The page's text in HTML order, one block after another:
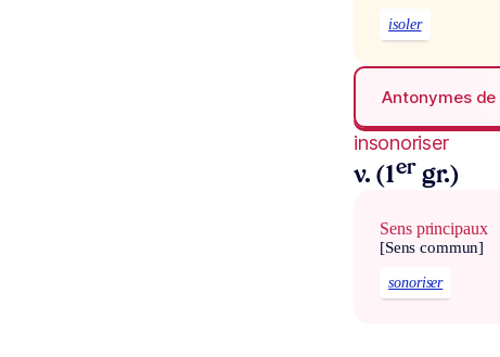
isoler
Antonymes de
insonoriser
v. (1er gr.)
Sens principaux
[Sens commun]
sonoriser